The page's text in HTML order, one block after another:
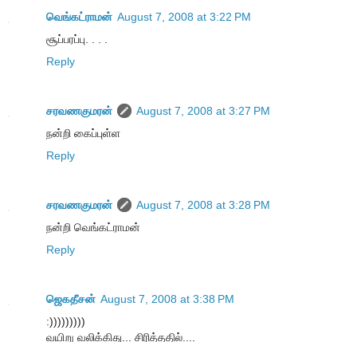
வெங்கட்ராமன் August 7, 2008 at 3:22 PM
சூப்பரப்பு. . . .
Reply
சரவணகுமரன்
August 7, 2008 at 3:27 PM
நன்றி கைப்புள்ள
Reply
சரவணகுமரன்
August 7, 2008 at 3:28 PM
நன்றி வெங்கட்ராமன்
Reply
ஜெகதீசன் August 7, 2008 at 3:38 PM
:)))))))))
வயிறு வலிக்கிது... சிரித்ததில்....